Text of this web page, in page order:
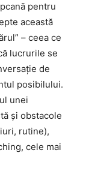
pentru
această
– ceea ce
lucrurile se
de
posibilului.
unei
și obstacole
rutine),
cele mai